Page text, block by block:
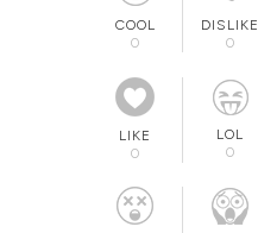
COOL
0
DISLIKE
0
LIKE
0
LOL
0